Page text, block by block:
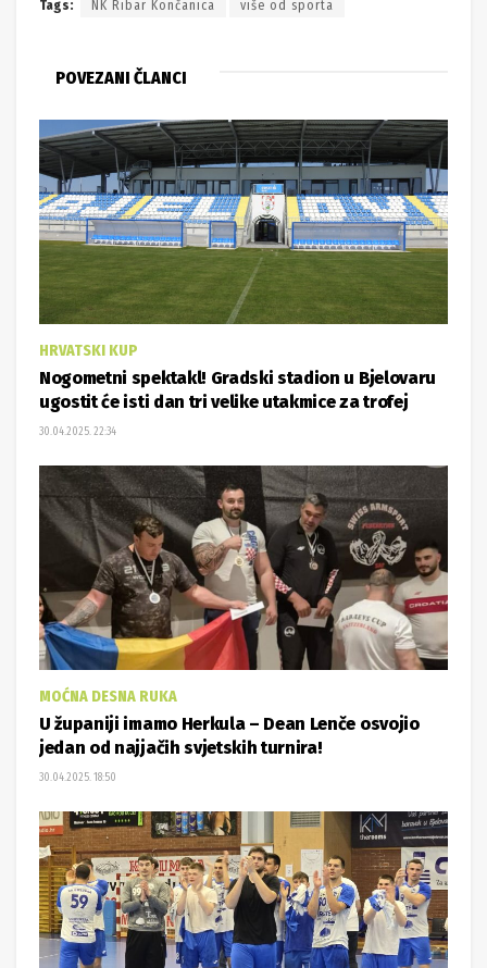
Tags: NK Ribar Končanica više od sporta
POVEZANI ČLANCI
HRVATSKI KUP
Nogometni spektakl! Gradski stadion u Bjelovaru
ugostit će isti dan tri velike utakmice za trofej
30.04.2025. 22:34
MOĆNA DESNA RUKA
U županiji imamo Herkula – Dean Lenče osvojio
jedan od najjačih svjetskih turnira!
30.04.2025. 18:50